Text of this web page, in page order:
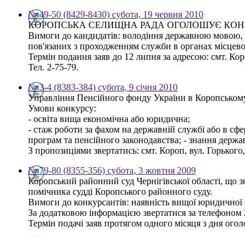
№ 49-50 (8429-8430) субота, 19 червня 2010
КОРОПСЬКА СЕЛИЩНА РАДА ОГОЛОШУЄ
Вимоги до кандидатів: володіння державною мовою,
пов'язаних з проходженням служби в органах
Термін подання заяв до 12 липня за адресою: смт.
Тел. 2-75-79.
№ 3-4 (8383-384) субота, 9 січня 2010
Управління Пенсійного фонду України в
Умови конкурсу:
- освіта вища економічна або юридична;
- стаж роботи за фахом на державній службі або в
програм та пенсійного законодавства; - знання
З пропозиціями звертатись: смт. Короп, вул.
№ 79-80 (8355-356) субота, 3 жовтня 2009
Коропський районний суд Чернігівської області, що
помічника судді Коропського районного суду.
Вимоги до конкурсантів: наявність вищої юридичної
За додатковою інформацією звертатися за телефоном
Термін подачі заяв протягом одного місяця з дня